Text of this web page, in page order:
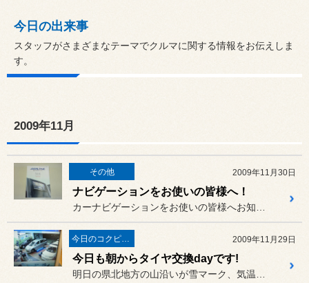
今日の出来事
スタッフがさまざまなテーマでクルマに関する情報をお伝えしま
す。
2009年11月
その他 2009年11月30日
ナビゲーションをお使いの皆様へ！
今日のコクピット西部 2009年11月29日
今日も朝からタイヤ交換dayです!